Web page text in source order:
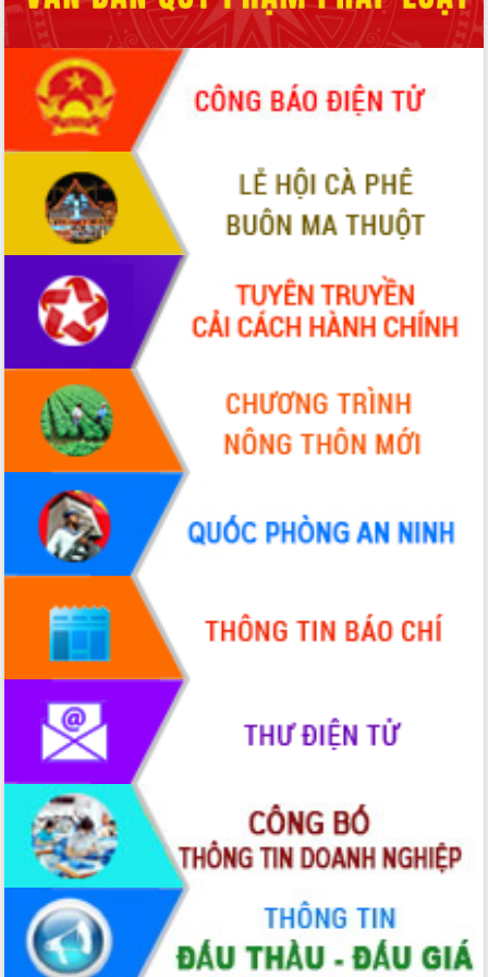
món ăn từ sầu riêng
Đắk Lắk công bố Quy hoạch và xúc
tiến đầu tư tỉnh
Ngành cá ngừ Đắk Lắk chủ động thích
ứng để giữ vững thị trường xuất khẩu
Diễn đàn Kinh tế tư nhân Việt Nam đột
phá cơ chế - Hợp tác công tư
Đề án 06 tạo bước ngoặt đột phá trong
cải cách hành chính tỉnh Đắk Lắk
Kết nối tour, đẩy mạnh chuyển đổi số
để phát triển du lịch Đắk Lắk
Khởi động Dự án Đầu tư xây dựng hạ
tầng kỹ thuật Cụm công nghiệp Tân
Tiến
Gặp mặt các cơ quan báo chí nhân Kỷ
niệm 101 năm Ngày Báo chí Cách
mạng Việt Nam
Đắk Lắk sơ kết 4 năm triển khai thực
hiện Đề án 06 của Chính phủ
Họp báo thông tin về Hội nghị Công bố
Quy hoạch và Xúc tiến đầu tư tỉnh Đắk
Lắk
Khơi thông điểm nghẽn, đẩy nhanh
giải ngân vốn khắc phục thiên tai
HĐND tỉnh thông qua điều chỉnh Quy
hoạch tỉnh thời kỳ 2021-2030
Hội thảo góp ý hồ sơ điều chỉnh quy
hoạch tỉnh Đắk Lắk thời kỳ 2021-2030,
tầm nhìn đến năm 2050
Nâng cao hiệu quả hoạt động của các
doanh nghiệp nhà nước
Hội nghị triển khai kết nối mạng
truyền số liệu chuyên dùng phục vụ cơ
quan Đảng, Nhà nước
Lễ phát động chuỗi hoạt động chung
tay làm sạch môi trường
Xã Ea Kar bước chuyển mình trong
công tác cải cách hành chính mô hình
mới
UBND tỉnh họp báo định kỳ tháng 4
năm 2026